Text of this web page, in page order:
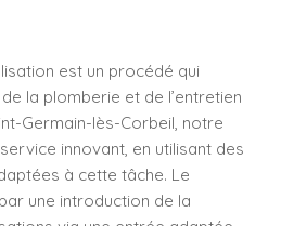
est un procédé qui
la plomberie et de l’entretien
Germain-lès-Corbeil, notre
innovant, en utilisant des
à cette tâche. Le
une introduction de la